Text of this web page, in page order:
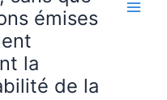
émises
la
de la